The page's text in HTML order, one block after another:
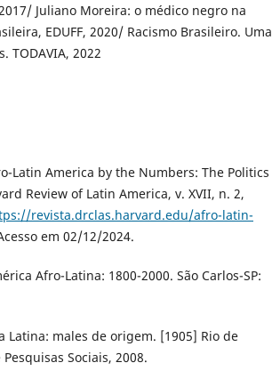
Juliano Moreira: o médico negro na
EDUFF, 2020/ Racismo Brasileiro. Uma
TODAVIA, 2022
Latin America by the Numbers: The Politics
Review of Latin America, v. XVII, n. 2,
revista.drclas.harvard.edu/afro-latin-
em 02/12/2024.
Afro-Latina: 1800-2000. São Carlos-SP:
Latina: males de origem. [1905] Rio de
Sociais, 2008.